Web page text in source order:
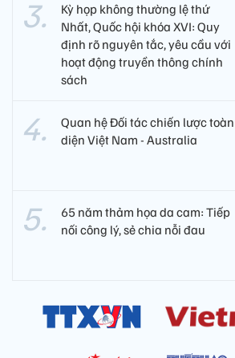
Kỳ họp không thường lệ thứ
Nhất, Quốc hội khóa XVI: Quy
định rõ nguyên tắc, yêu cầu với
hoạt động truyền thông chính
sách
Quan hệ Đối tác chiến lược toàn
diện Việt Nam - Australia
65 năm thảm họa da cam: Tiếp
nối công lý, sẻ chia nỗi đau